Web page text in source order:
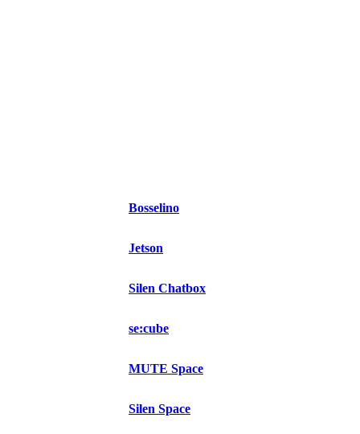
Bosselino
Jetson
Silen Chatbox
se:cube
MUTE Space
Silen Space